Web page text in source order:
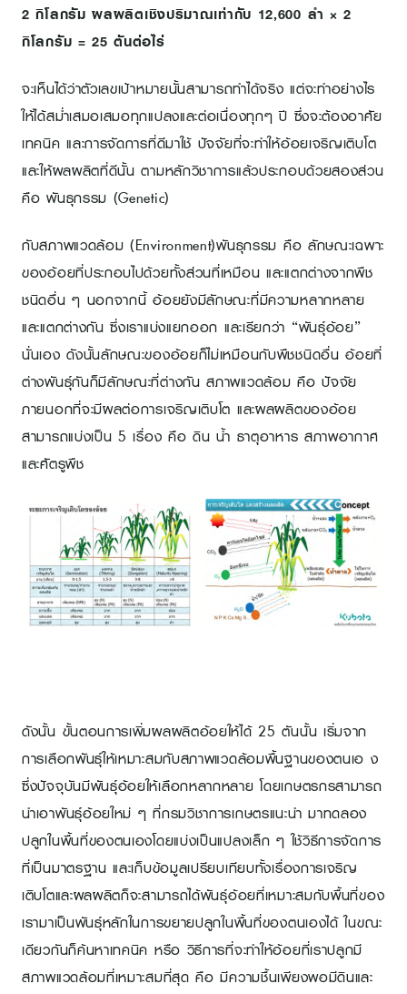
2 กิโลกรัม ผลผลิตเชิงปริมาณเท่ากับ 12,600 ลำ × 2
กิโลกรัม = 25 ตันต่อไร่
จะเห็นได้ว่าตัวเลขเป้าหมายนั้นสามารถทำได้จริง แต่จะทำอย่างไร
ให้ได้สม่ำเสมอเสมอทุกแปลงและต่อเนื่องทุกๆ ปี ซึ่งจะต้องอาศัย
เทคนิค และการจัดการที่ดีมาใช้ ปัจจัยที่จะทำให้อ้อยเจริญเติบโต
และให้ผลผลิตที่ดีนั้น ตามหลักวิชาการแล้วประกอบด้วยสองส่วน
คือ พันธุกรรม (Genetic)
กับสภาพแวดล้อม (Environment)พันธุกรรม คือ ลักษณะเฉพาะ
ของอ้อยที่ประกอบไปด้วยทั้งส่วนที่เหมือน และแตกต่างจากพืช
ชนิดอื่น ๆ นอกจากนี้ อ้อยยังมีลักษณะที่มีความหลากหลาย
และแตกต่างกัน ซึ่งเราแบ่งแยกออก และเรียกว่า “พันธุ์อ้อย”
นั่นเอง ดังนั้นลักษณะของอ้อยก็ไม่เหมือนกับพืชชนิดอื่น อ้อยที่
ต่างพันธุ์กันก็มีลักษณะที่ต่างกัน สภาพแวดล้อม คือ ปัจจัย
ภายนอกที่จะมีผลต่อการเจริญเติบโต และผลผลิตของอ้อย
สามารถแบ่งเป็น 5 เรื่อง คือ ดิน น้ำ ธาตุอาหาร สภาพอากาศ
และศัตรูพืช
ดังนั้น ขั้นตอนการเพิ่มผลผลิตอ้อยให้ได้ 25 ตันนั้น เริ่มจาก
การเลือกพันธุ์ให้เหมาะสมกับสภาพแวดล้อมพื้นฐานของตนเอ ง
ซึ่งปัจจุบันมีพันธุ์อ้อยให้เลือกหลากหลาย โดยเกษตรกรสามารถ
นำเอาพันธุ์อ้อยใหม่ ๆ ที่กรมวิชาการเกษตรแนะนำ มาทดลอง
ปลูกในพื้นที่ของตนเองโดยแบ่งเป็นแปลงเล็ก ๆ ใช้วิธีการจัดการ
ที่เป็นมาตรฐาน และเก็บข้อมูลเปรียบเทียบทั้งเรื่องการเจริญ
เติบโตและผลผลิตก็จะสามารถได้พันธุ์อ้อยที่เหมาะสมกับพื้นที่ของ
เรามาเป็นพันธุ์หลักในการขยายปลูกในพื้นที่ของตนเองได้ ในขณะ
เดียวกันก็ค้นหาเทคนิค หรือ วิธีการที่จะทำให้อ้อยที่เราปลูกมี
สภาพแวดล้อมที่เหมาะสมที่สุด คือ มีความชื้นเพียงพอมีดินและ